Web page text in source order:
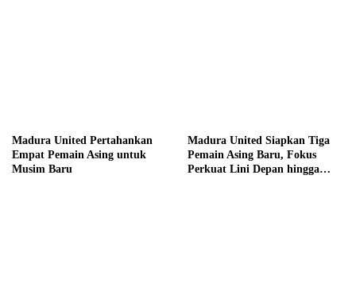
Madura United Pertahankan
Empat Pemain Asing untuk
Musim Baru
Madura United Siapkan Tiga
Pemain Asing Baru, Fokus
Perkuat Lini Depan hingga